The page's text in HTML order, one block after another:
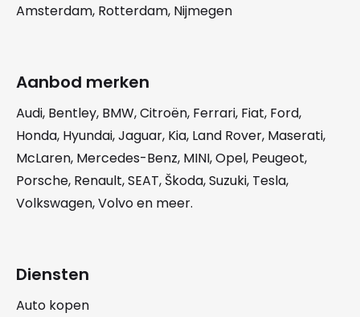
Amsterdam, Rotterdam, Nijmegen
Aanbod merken
Audi, Bentley, BMW,Citroën, Ferrari, Fiat, Ford,
Honda, Hyundai,Jaguar, Kia, Land Rover, Maserati,
McLaren, Mercedes-Benz, MINI,Opel, Peugeot,
Porsche, Renault,SEAT, Škoda,Suzuki, Tesla,
Volkswagen,Volvoen meer.
Diensten
Auto kopen